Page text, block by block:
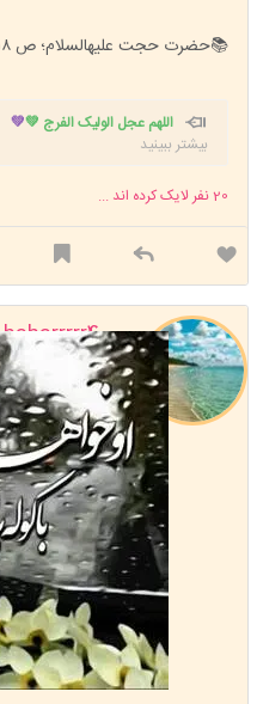
📚حضرت حجت علیهالسلام؛ ص ۵۸ و ۶۰
اللهم عجل الولیک الفرج 💚💚
بیشتر ببینید
20نفر لایک کرده اند ...
baharrrrr400
مدیر استارتر
عضویت: 1400/02/10